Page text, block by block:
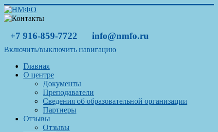
+7 916-859-7722 info@nmfo.ru
Включить/выключить навигацию
Главная
О центре
Документы
Преподаватели
Сведения об образовательной организации
Партнеры
Отзывы
Отзывы